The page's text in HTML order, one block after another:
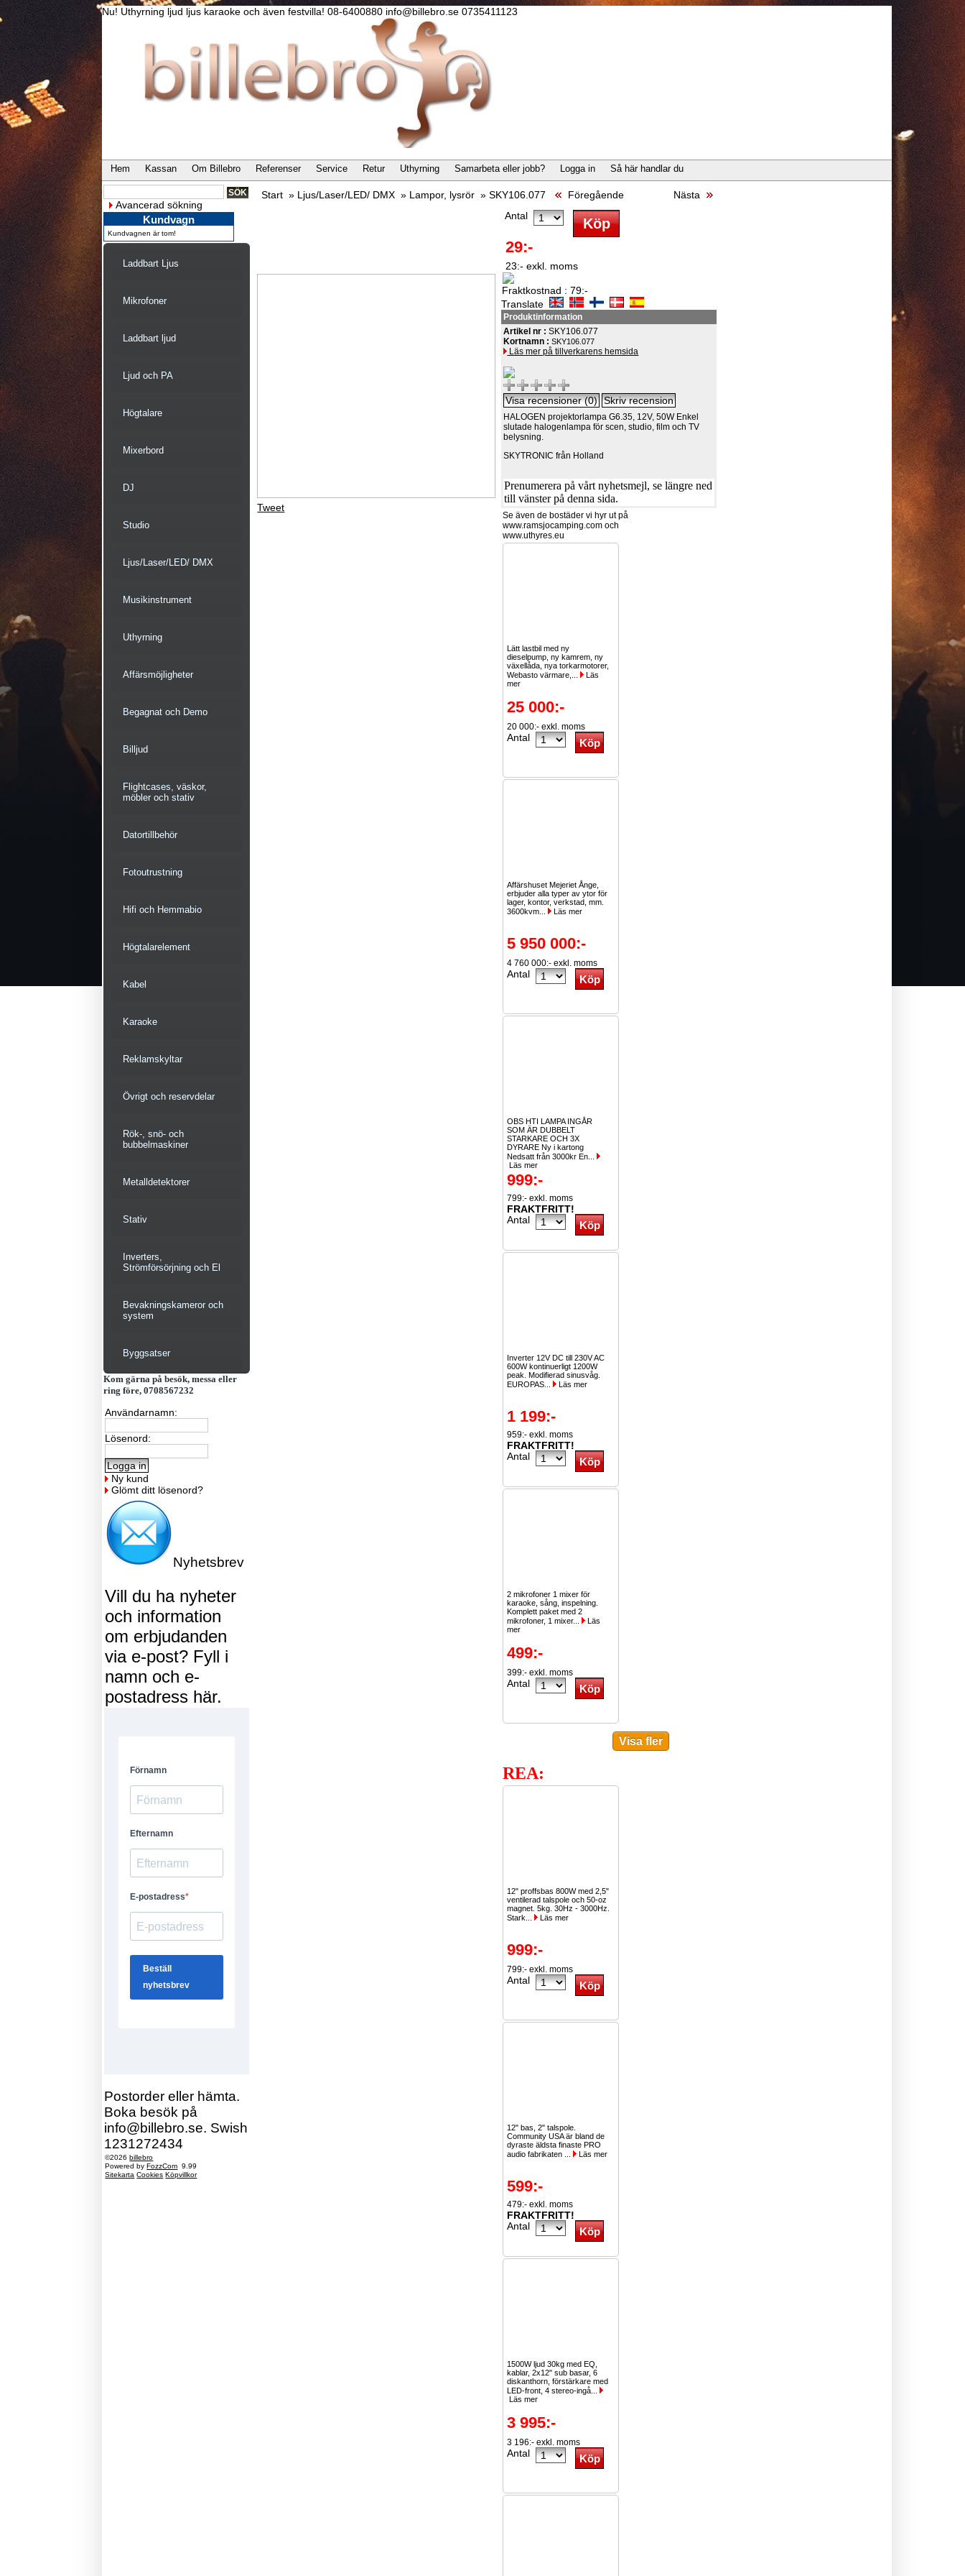
Nu! Uthyrning ljud ljus karaoke och även festvilla! 08-6400880 info@billebro.se 0735411123
Hem Kassan Om Billebro Referenser Service Retur Uthyrning Samarbeta eller jobb? Logga in Så här handlar du
Avancerad sökning
Kundvagn
Kundvagnen är tom!
Laddbart Ljus
Mikrofoner
Laddbart ljud
Ljud och PA
Högtalare
Mixerbord
DJ
Studio
Ljus/Laser/LED/ DMX
Musikinstrument
Uthyrning
Affärsmöjligheter
Begagnat och Demo
Billjud
Flightcases, väskor,
möbler och stativ
Datortillbehör
Fotoutrustning
Hifi och Hemmabio
Högtalarelement
Kabel
Karaoke
Reklamskyltar
Övrigt och reservdelar
Rök-, snö- och
bubbelmaskiner
Metalldetektorer
Stativ
Inverters,
Strömförsörjning och El
Bevakningskameror och
system
Byggsatser
Kom gärna på besök, messa eller
ring före, 0708567232
Användarnamn:
Lösenord:
Ny kund
Glömt ditt lösenord?
Nyhetsbrev
Vill du ha nyheter
och information
om erbjudanden
via e-post? Fyll i
namn och e-
postadress här.
Postorder eller hämta.
Boka besök på
info@billebro.se. Swish
1231272434
©2026billebro
Powered byFozzCom 9.99
Sitekarta Cookies Köpvillkor
Start » Ljus/Laser/LED/ DMX » Lampor, lysrör »SKY106.077 Föregående Nästa
Tweet
Antal
29:-
23:- exkl. moms
Fraktkostnad : 79:-
Translate
Produktinformation
Artikel nr :SKY106.077
Kortnamn :SKY106.077
Läs mer på tillverkarens hemsida
HALOGEN projektorlampa G6.35, 12V, 50W Enkel
slutade halogenlampa för scen, studio, film och TV
belysning.
SKYTRONIC från Holland
Prenumerera på vårt nyhetsmejl, se längre ned
till vänster på denna sida.
Se även de bostäder vi hyr ut på
www.ramsjocamping.com och
www.uthyres.eu
Lätt lastbil med ny
dieselpump, ny kamrem, ny
växellåda, nya torkarmotorer,
Webasto värmare,...
Läs
mer
25 000:-
20 000:- exkl. moms
Antal
Affärshuset Mejeriet Ånge,
erbjuder alla typer av ytor för
lager, kontor, verkstad, mm.
3600kvm...
Läs mer
5 950 000:-
4 760 000:- exkl. moms
Antal
OBS HTI LAMPA INGÅR
SOM ÄR DUBBELT
STARKARE OCH 3X
DYRARE Ny i kartong
Nedsatt från 3000kr En...
Läs mer
999:-
799:- exkl. moms
FRAKTFRITT!
Antal
Inverter 12V DC till 230V AC
600W kontinuerligt 1200W
peak. Modifierad sinusvåg.
EUROPAS...
Läs mer
1 199:-
959:- exkl. moms
FRAKTFRITT!
Antal
2 mikrofoner 1 mixer för
karaoke, sång, inspelning.
Komplett paket med 2
mikrofoner, 1 mixer...
Läs
mer
499:-
399:- exkl. moms
Antal
REA:
12" proffsbas 800W med 2,5"
ventilerad talspole och 50-oz
magnet. 5kg. 30Hz - 3000Hz.
Stark...
Läs mer
999:-
799:- exkl. moms
Antal
12" bas, 2" talspole.
Community USA är bland de
dyraste äldsta finaste PRO
audio fabrikaten ...
Läs mer
599:-
479:- exkl. moms
FRAKTFRITT!
Antal
1500W ljud 30kg med EQ,
kablar, 2x12" sub basar, 6
diskanthorn, förstärkare med
LED-front, 4 stereo-ingå...
Läs mer
3 995:-
3 196:- exkl. moms
Antal